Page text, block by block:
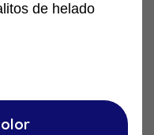
de helado